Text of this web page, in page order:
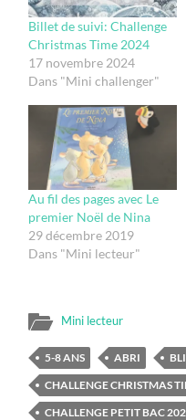
Billet de suivi: Challenge
Christmas Time 2024
17 novembre 2024
Dans "Mini challenger"
Au fil des pages avec Le
premier Noël de Nina
29 décembre 2019
Dans "Mini lecteur"
Mini lecteur
5-8 ANS ABRI
CHALLENGE CHRISTMAS
CHALLENGE PETIT BAC